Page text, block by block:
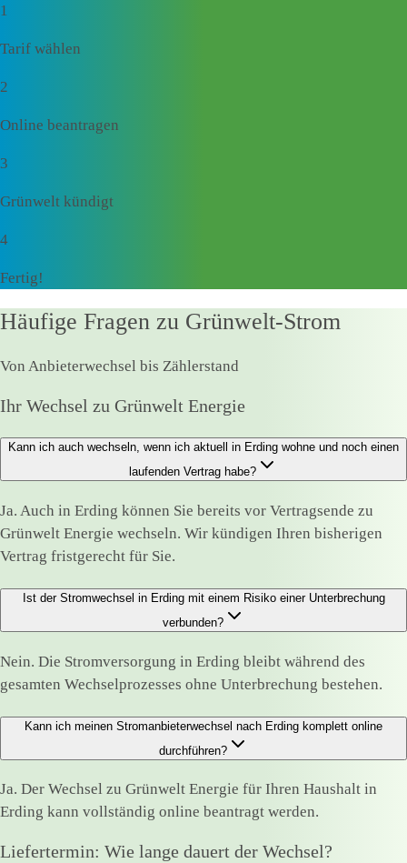
1
Tarif wählen
2
Online beantragen
3
Grünwelt kündigt
4
Fertig!
Häufige Fragen zu Grünwelt-Strom
Von Anbieterwechsel bis Zählerstand
Ihr Wechsel zu Grünwelt Energie
Kann ich auch wechseln, wenn ich aktuell in Erding wohne und noch einen
laufenden Vertrag habe?
Ja. Auch in Erding können Sie bereits vor Vertragsende zu
Grünwelt Energie wechseln. Wir kündigen Ihren bisherigen
Vertrag fristgerecht für Sie.
Ist der Stromwechsel in Erding mit einem Risiko einer Unterbrechung
verbunden?
Nein. Die Stromversorgung in Erding bleibt während des
gesamten Wechselprozesses ohne Unterbrechung bestehen.
Kann ich meinen Stromanbieterwechsel nach Erding komplett online
durchführen?
Ja. Der Wechsel zu Grünwelt Energie für Ihren Haushalt in
Erding kann vollständig online beantragt werden.
Liefertermin: Wie lange dauert der Wechsel?